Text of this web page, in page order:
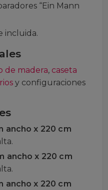
“Ein Mann
incluida.
de madera, caseta
y configuraciones
ancho x 220 cm
ancho x 220 cm
ancho x 220 cm